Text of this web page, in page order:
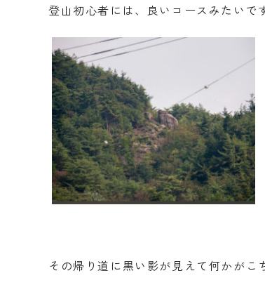
登山初心者には、良いコースみたいで
その帰り道に黒い影が見えて何かがこ